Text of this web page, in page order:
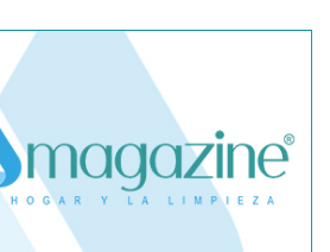
los límites del seguro médico
de hantavirus fuera de España